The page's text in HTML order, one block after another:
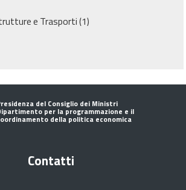
e Trasporti(1)
del Consiglio dei Ministri
per la programmazione e il
della politica economica
Contatti